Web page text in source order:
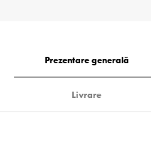
Prezentare generală
Livrare